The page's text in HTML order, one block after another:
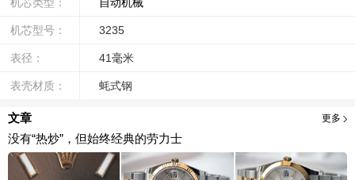
机芯型号： 3235
表径： 41毫米
表壳材质： 蚝式钢
文章 更多
没有“热炒”，但始终经典的劳力士